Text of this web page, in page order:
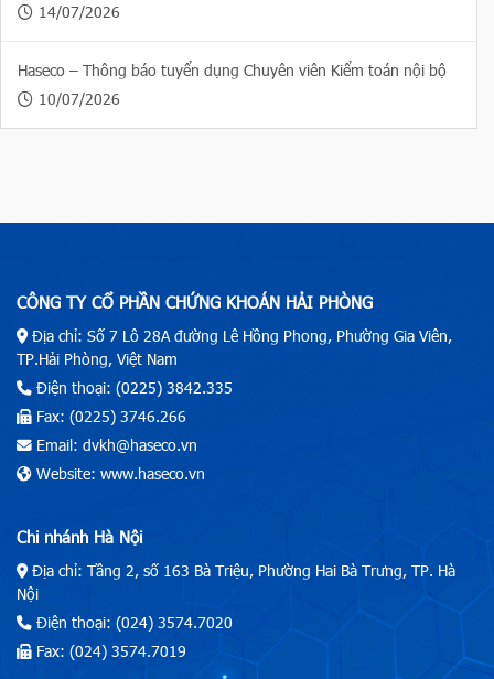
14/07/2026
Haseco – Thông báo tuyển dụng Chuyên viên Kiểm toán nội bộ
10/07/2026
CÔNG TY CỔ PHẦN CHỨNG KHOÁN HẢI PHÒNG
Địa chỉ: Số 7 Lô 28A đường Lê Hồng Phong, Phường Gia Viên,
TP.Hải Phòng, Việt Nam
Điện thoại: (0225) 3842.335
Fax: (0225) 3746.266
Email: dvkh@haseco.vn
Website: www.haseco.vn
Chi nhánh Hà Nội
Địa chỉ: Tầng 2, số 163 Bà Triệu, Phường Hai Bà Trưng, TP. Hà
Nội
Điện thoại: (024) 3574.7020
Fax: (024) 3574.7019